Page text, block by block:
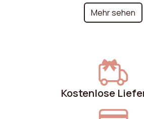
Mehr sehen
Kostenlose